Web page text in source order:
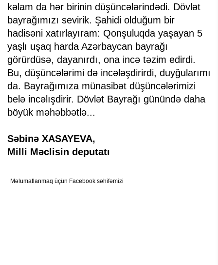
kəlam da hər birinin düşüncələrindədi. Dövlət
bayrağımızı sevirik. Şahidi olduğum bir
hadisəni xatırlayıram: Qonşuluqda yaşayan 5
yaşlı uşaq harda Azərbaycan bayrağı
görürdüsə, dayanırdı, ona incə təzim edirdi.
Bu, düşüncələrimi də incələşdirirdi, duyğularımı
da. Bayrağımıza münasibət düşüncələrimizi
belə incəlışdirir. Dövlət Bayrağı günündə daha
böyük məhəbbətlə...
Səbinə XASAYEVA,
Milli Məclisin deputatı
Məlumatlanmaq üçün Facebook səhifəmizi